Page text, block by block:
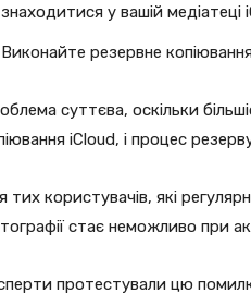
знаходитися у вашій медіатеці
Виконайте резервне
суттєва, оскільки
iCloud, і процес
тих користувачів, які
стає неможливо при
протестували цю